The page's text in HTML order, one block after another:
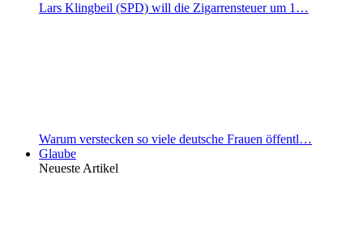
Lars Klingbeil (SPD) will die Zigarrensteuer um 1…
Warum verstecken so viele deutsche Frauen öffentl…
Glaube
Neueste Artikel